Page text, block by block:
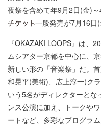
夜祭を含めて年9月2日(金)
一般発売が7月16日
『OKAZAKI LOOPS』は、
ムシアター京都を中心に、
新しい形の「音楽祭」だ。
和晃平(美術)、広上淳一(ク
いう5名がディレクターと
ンス公演に加え、トークや
ートなど、多彩なプログラ